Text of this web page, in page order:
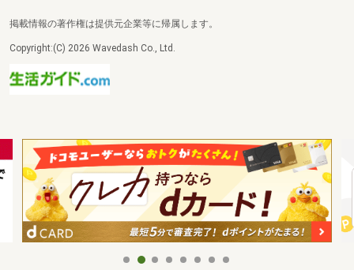
掲載情報の著作権は提供元企業等に帰属します。
Copyright:(C) 2026 Wavedash Co., Ltd.